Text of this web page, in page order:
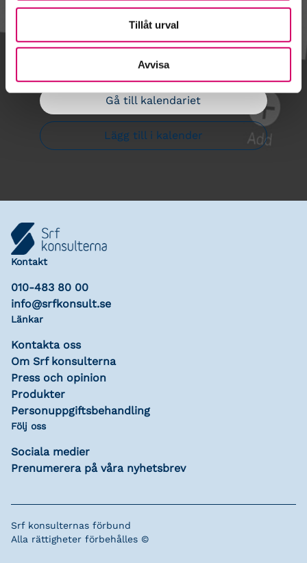
Tillåt urval
Avvisa
Kalendarium
Gå till kalendariet
Lägg till i kalender
Kontakt
010-483 80 00
info@srfkonsult.se
Länkar
Kontakta oss
Om Srf konsulterna
Press och opinion
Produkter
Personuppgiftsbehandling
Följ oss
Sociala medier
Prenumerera på våra nyhetsbrev
Srf konsulternas förbund
Alla rättigheter förbehålles ©